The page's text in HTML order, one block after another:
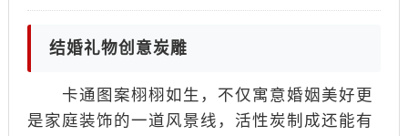
结婚礼物创意炭雕
卡通图案栩栩如生，不仅寓意婚姻美好更
是家庭装饰的一道风景线，活性炭制成还能有